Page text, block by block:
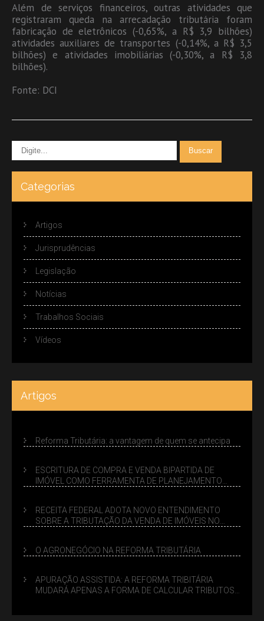
Além de serviços financeiros, outras atividades que
registraram queda na arrecadação tributária foram
fabricação de eletrônicos (-0,65%, a R$ 3,9 bilhões)
atividades auxiliares de transportes (-0,14%, a R$ 3,5
bilhões) e atividades imobiliárias (-0,30%, a R$ 3,8
bilhões).
Fonte: DCI
Categorias
Artigos
Jurisprudências
Legislação
Notícias
Trabalhos Sociais
Vídeos
Artigos
Reforma Tributária: a vantagem de quem se antecipa
ESCRITURA DE COMPRA E VENDA BIPARTIDA DE
IMÓVEL COMO FERRAMENTA DE PLANEJAMENTO
RECEITA FEDERAL ADOTA NOVO ENTENDIMENTO
SOBRE A TRIBUTAÇÃO DA VENDA DE IMÓVEIS NO
O AGRONEGÓCIO NA REFORMA TRIBUTÁRIA
APURAÇÃO ASSISTIDA: A REFORMA TRIBITÁRIA
MUDARÁ APENAS A FORMA DE CALCULAR TRIBUTOS